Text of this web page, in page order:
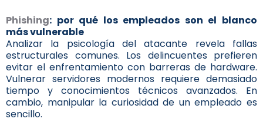
Phishing: por qué los empleados son el blanco
más vulnerable
Analizar la psicología del atacante revela fallas
estructurales comunes. Los delincuentes prefieren
evitar el enfrentamiento con barreras de hardware.
Vulnerar servidores modernos requiere demasiado
tiempo y conocimientos técnicos avanzados. En
cambio, manipular la curiosidad de un empleado es
sencillo.